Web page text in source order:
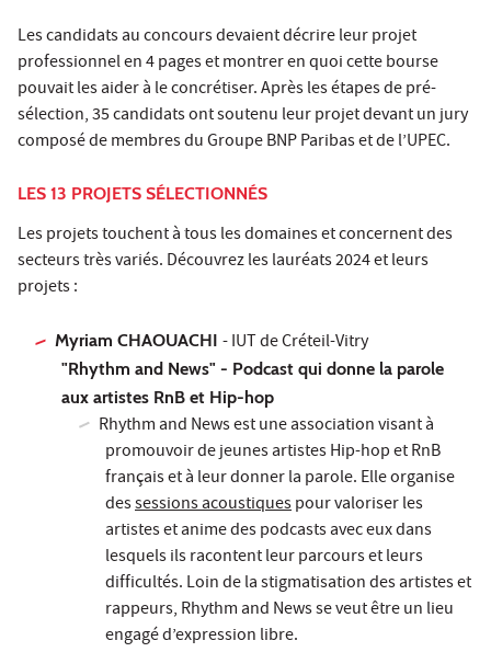
Les candidats au concours devaient décrire leur projet
professionnel en 4 pages et montrer en quoi cette bourse
pouvait les aider à le concrétiser. Après les étapes de pré-
sélection, 35 candidats ont soutenu leur projet devant un jury
composé de membres du Groupe BNP Paribas et de l’UPEC.
LES 13 PROJETS SÉLECTIONNÉS
Les projets touchent à tous les domaines et concernent des
secteurs très variés. Découvrez les lauréats 2024 et leurs
projets :
Myriam CHAOUACHI- IUT de Créteil-Vitry
"Rhythm and News" - Podcast qui donne la parole
aux artistes RnB et Hip-hop
Rhythm and News est une association visant à
promouvoir de jeunes artistes Hip-hop et RnB
français et à leur donner la parole. Elle organise
dessessions acoustiquespour valoriser les
artistes et anime des podcasts avec eux dans
lesquels ils racontent leur parcours et leurs
difficultés. Loin de la stigmatisation des artistes et
rappeurs, Rhythm and News se veut être un lieu
engagé d’expression libre.